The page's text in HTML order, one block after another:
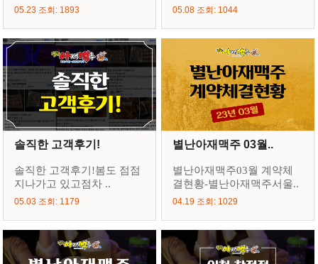
05.23 조회: 1893 05.08 조회: 1044
솔직한 고객후기!
솔직한 고객후기!봄도 점점
지나가고 있고점차 ..
05.03 조회: 1179
별난아재맥주 03월..
별난아재맥주03월 계약체
결현황-별난아재맥주서울..
04.19 조회: 1029